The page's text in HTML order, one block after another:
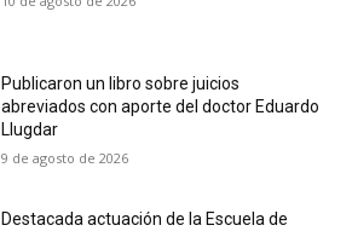
Publicaron un libro sobre juicios
abreviados con aporte del doctor Eduardo
Llugdar
9 de agosto de 2026
Destacada actuación de la Escuela de